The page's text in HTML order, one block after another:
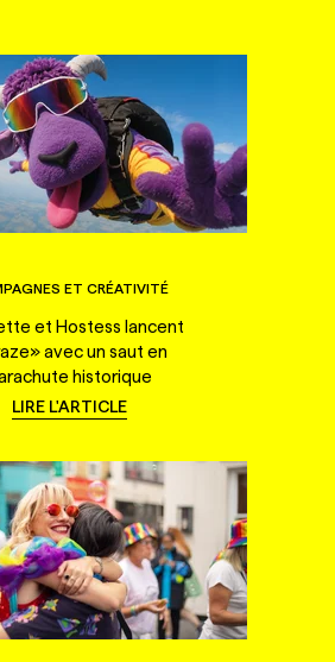
ET CRÉATIVITÉ
et Hostess lancent
avec un saut en
historique
LIRE L'ARTICLE